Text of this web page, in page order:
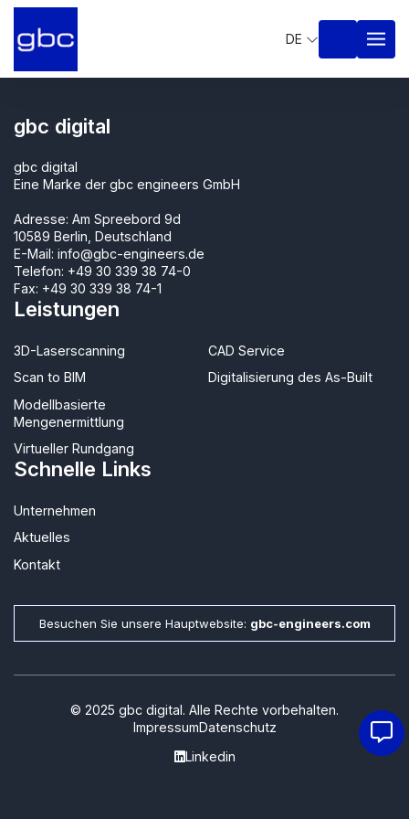
DE
gbc digital
gbc digital
Eine Marke der gbc engineers GmbH
Adresse: Am Spreebord 9d
10589 Berlin, Deutschland
E-Mail: info@gbc-engineers.de
Telefon: +49 30 339 38 74-0
Fax: +49 30 339 38 74-1
Leistungen
3D-Laserscanning
Scan to BIM
Modellbasierte
Mengenermittlung
Virtueller Rundgang
CAD Service
Digitalisierung des As-Built
Schnelle Links
Unternehmen
Aktuelles
Kontakt
Besuchen Sie unsere Hauptwebsite: gbc-engineers.com
© 2025 gbc digital. Alle Rechte vorbehalten.
ImpressumDatenschutz
Linkedin